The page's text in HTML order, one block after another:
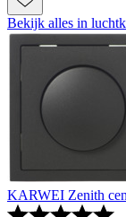
Bekijk alles in
KARWEI Zenith